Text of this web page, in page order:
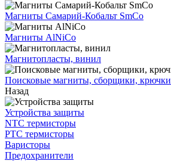
Магниты Самарий-Кобальт SmCo
Магниты AlNiCo
Магнитопласты, винил
Поисковые магниты, сборщики, крючки
Назад
Устройства защиты
NTC термисторы
PTC термисторы
Варисторы
Предохранители